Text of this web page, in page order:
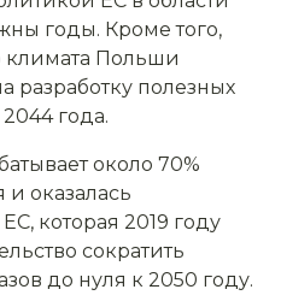
годы. Кроме того,
климата Польши
разработку полезных
года.
около 70%
и оказалась
которая 2019 году
сократить
до нуля к 2050 году.